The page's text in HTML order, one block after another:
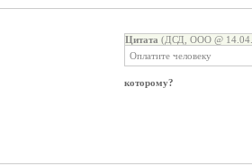
Цитата (ДСД, ООО @
Оплатите человеку
которому?